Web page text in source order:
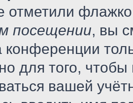
отметили
посещении, вы
для того, чтобы
вашей